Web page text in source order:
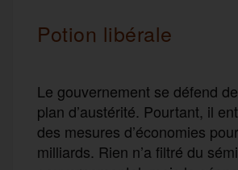
Potion libérale
Le gouvernement se défend
plan d’austérité. Pourtant, il
des mesures d’économies
milliards. Rien n’a filtré du